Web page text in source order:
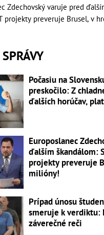
Zdechovský varuje pred
projekty preveruje Brusel, v
Počasiu na
preskočilo: Z
ďalších horúčav,
Europoslanec
ďalším škandálom:
projekty preveruje
milióny!
Prípad únosu
smeruje k verdiktu:
záverečné reči